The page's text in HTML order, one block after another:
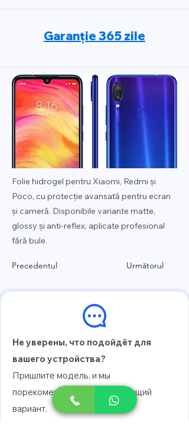
Garanție 365 zile
Folie hidrogel pentru Xiaomi, Redmi și
Poco, cu protecție avansată pentru ecran
și cameră. Disponibile variante matte,
glossy și anti-reflex, aplicate profesional
fără bule.
Precedentul Următorul
Не уверены, что подойдёт для
вашего устройства?
Пришлите модель, и мы
порекомендуем вам подходящий
вариант.